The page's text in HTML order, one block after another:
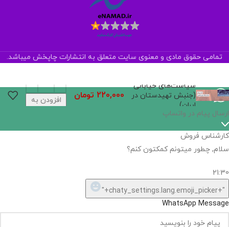
تمامی حقوق مادی و معنوی سایت متعلق به انتشارات چاپخش میباشد.
سیاست‌های خیابانی
(جنبش تهیدستان در
ایران)
220,000 تومان
افزودن به
اگر
نیست,
شاید
بتونیم
تهیه